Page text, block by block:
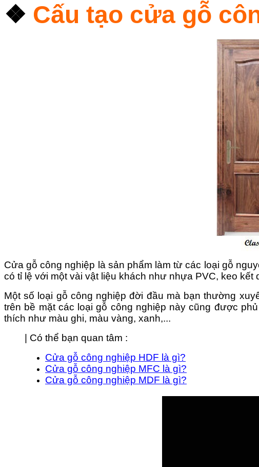
❖ Cấu tạo cửa gỗ
Cửa gỗ công nghiệp là sản phẩm làm từ các loại gỗ
có tỉ lệ với một vài vật liệu khách như nhựa PVC, keo
Một số loại gỗ công nghiệp đời đầu mà bạn thường
trên bề mặt các loại gỗ công nghiệp này cũng được
thích như màu ghi, màu vàng, xanh,...
| Có thể bạn quan tâm :
Cửa gỗ công nghiệp HDF là gì?
Cửa gỗ công nghiệp MFC là gì?
Cửa gỗ công nghiệp MDF là gì?